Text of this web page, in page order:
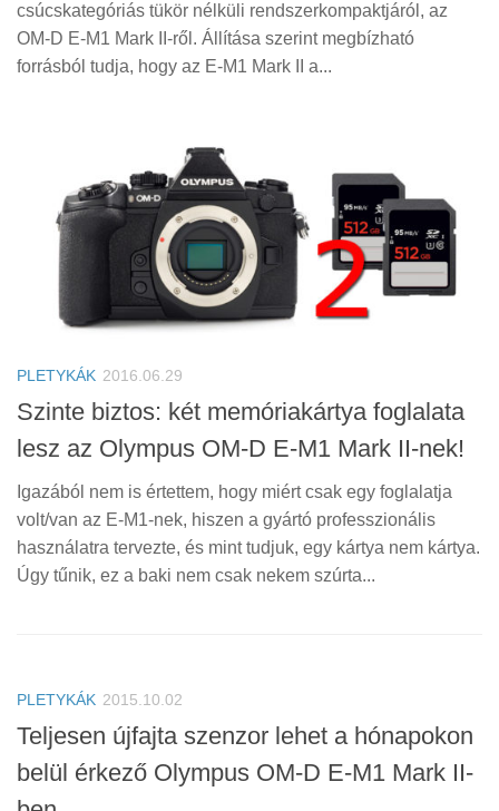
csúcskategóriás tükör nélküli rendszerkompaktjáról, az
OM-D E-M1 Mark II-ről. Állítása szerint megbízható
forrásból tudja, hogy az E-M1 Mark II a...
PLETYKÁK 2016.06.29
Szinte biztos: két memóriakártya foglalata
lesz az Olympus OM-D E-M1 Mark II-nek!
Igazából nem is értettem, hogy miért csak egy foglalatja
volt/van az E-M1-nek, hiszen a gyártó professzionális
használatra tervezte, és mint tudjuk, egy kártya nem kártya.
Úgy tűnik, ez a baki nem csak nekem szúrta...
PLETYKÁK 2015.10.02
Teljesen újfajta szenzor lehet a hónapokon
belül érkező Olympus OM-D E-M1 Mark II-